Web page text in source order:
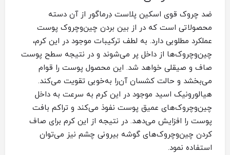
ضد چروک قوی اسکین پلاست دِرماگور از آن دسته
محصولاتی است که در از بین بردن چین‌وچروک پوست
عملکرد مطلوبی دارد. به لطف ترکیبات موجود در این کرم،
چین‌وچروک‌ها از داخل پر می‌شوند و در نتیجه سطح پوست
صاف و صیقلی خواهد شد. این محصول پوست را قوام
می‌بخشد و حالت کشسان آ‌ن‌را به‌خوبی تقویت می‌کند.
هیالورونیک اسید موجود در این کرم به سرعت به داخل
چین‌و‌چروک‌های عمیق پوست نفوذ می‌کند و تراکم بافت
پوست را افزایش می‌دهد. در نتیجه از این کرم برای صاف
کردن چین‌و‌چروک‌های گوشه بیرونی چشم نیز می‌توان
استفاده نمود.